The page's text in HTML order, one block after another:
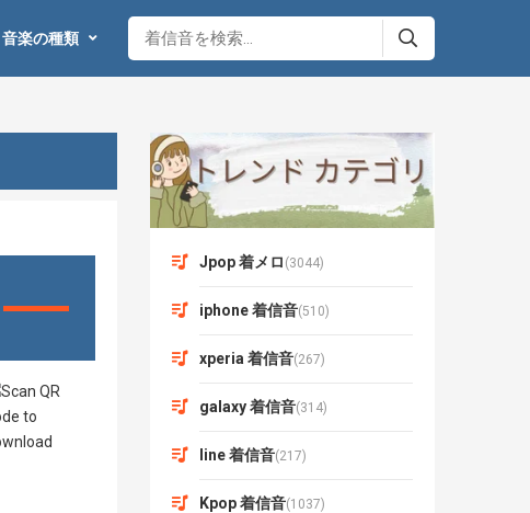
音楽の種類
Jpop 着メロ (3044)
iphone 着信音(510)
xperia 着信音(267)
galaxy 着信音(314)
line 着信音(217)
Kpop 着信音(1037)